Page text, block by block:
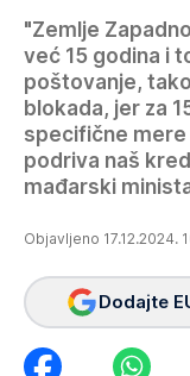
"Zemlje
već 15 godina i
poštovanje,
blokada, jer za
specifične mere
podriva naš
mađarski
Objavljeno 17.12.2024.
Dodajte